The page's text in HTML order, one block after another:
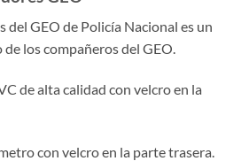
del GEO de Policía Nacional es un
los compañeros del GEO.
de alta calidad con velcro en la
con velcro en la parte trasera.